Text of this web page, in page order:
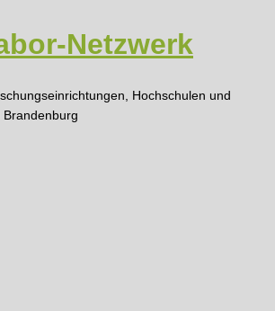
Netzwerk
Hochschulen und
Brandenburg